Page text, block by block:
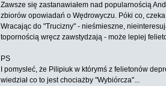
Zawsze się zastanawiałem nad popularnością
zbiorów opowiadań o Wędrowyczu. Póki co,
Wracając do "Trucizny" - nieśmieszne,
topornością wręcz zawstydzają - może lepiej
PS
I pomysleć, że Pilipiuk w którymś z felietonów
wiedział co to jest chociażby "Wybiórcza"...